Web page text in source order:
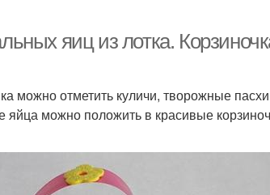
яиц из лотка.
можно отметить куличи, творожные
можно положить в красивые